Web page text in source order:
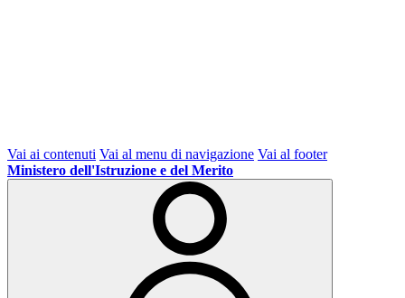
Vai ai contenuti Vai al menu di navigazione Vai al footer
Ministero dell'Istruzione e del Merito